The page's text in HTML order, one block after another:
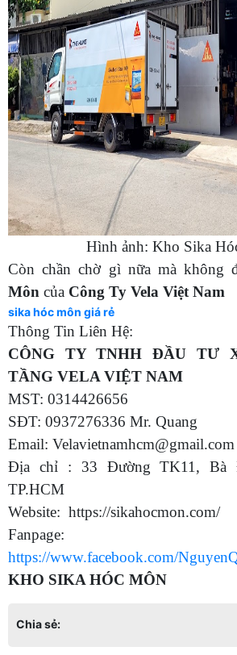
Hình ảnh: Kho Sika
Còn chần chờ gì nữa mà không
Môn của Công Ty Vela Việt Nam
sika hóc môn giá rẻ
Thông Tin Liên Hệ:
CÔNG TY TNHH ĐẦU TƯ
TẦNG VELA VIỆT NAM
MST: 0314426656
SĐT: 0937276336 Mr. Quang
Email: Velavietnamhcm@gmail.com
Địa chỉ : 33 Đường TK11, Bà
TP.HCM
Website: https://sikahocmon.com/
Fanpage:
https://www.facebook.com/
KHO SIKA HÓC MÔN
Chia sẻ: